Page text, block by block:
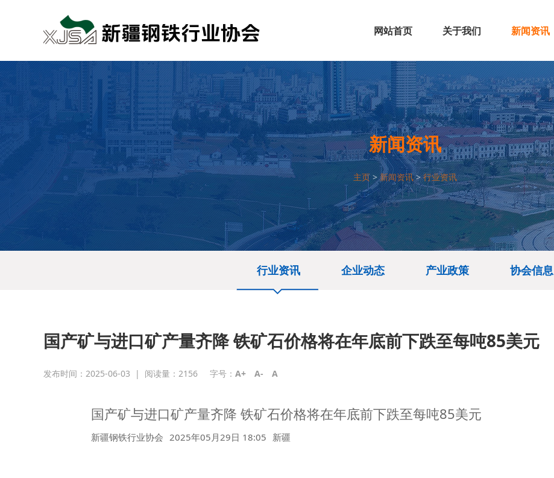
网站首页 关于我们 新闻资讯
新闻资讯
主页>新闻资讯>行业资讯
行业资讯 企业动态 产业政策 协会信息
国产矿与进口矿产量齐降 铁矿石价格将在年底前下跌至每吨85美元
发布时间：2025-06-03 | 阅读量： 2156 字号： A+ A- A
国产矿与进口矿产量齐降 铁矿石价格将在年底前下跌至每吨85美元
新疆钢铁行业协会 2025年05月29日 18:05 新疆